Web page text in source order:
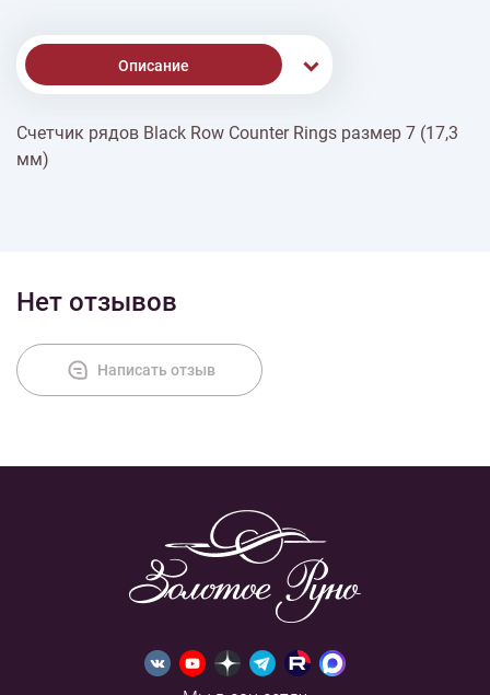
Описание
% Скидки
Оплата
Счетчик рядов Black Row Counter Rings размер 7 (17,3
мм)
Нет отзывов
Написать отзыв